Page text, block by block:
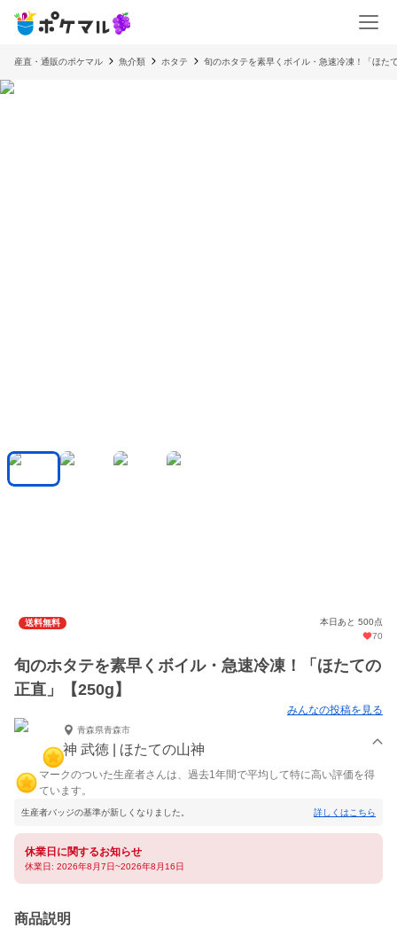
産直・通販のポケマル 魚介類 ホタテ 旬のホタテを素早くボイル・急速冷凍！「ほた
送料無料
本日あと 500点
70
旬のホタテを素早くボイル・急速冷凍！「ほたての
正直」【250g】
みんなの投稿を見る
青森県青森市
神 武徳 | ほたての山神
マークのついた生産者さんは、過去1年間で平均して特に高い評価を得
ています。
生産者バッジの基準が新しくなりました。 詳しくはこちら
休業日に関するお知らせ
休業日: 2026年8月7日~2026年8月16日
商品説明